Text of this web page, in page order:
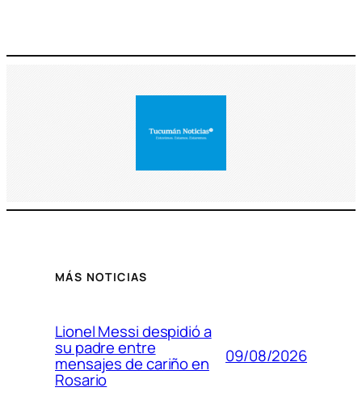
MÁS NOTICIAS
Lionel Messi despidió a
su padre entre
mensajes de cariño en
Rosario
09/08/2026